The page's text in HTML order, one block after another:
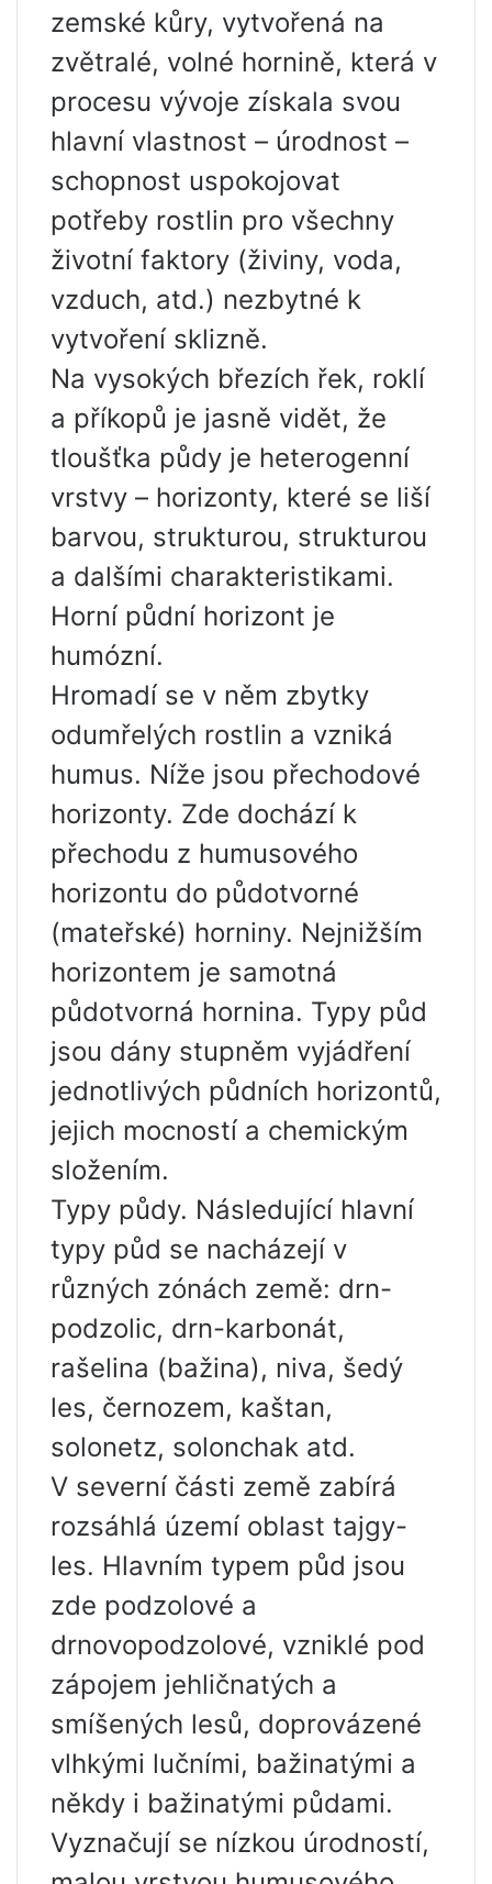
zemské kůry, vytvořená na
zvětralé, volné hornině, která v
procesu vývoje získala svou
hlavní vlastnost – úrodnost –
schopnost uspokojovat
potřeby rostlin pro všechny
životní faktory (živiny, voda,
vzduch, atd.) nezbytné k
vytvoření sklizně.
Na vysokých březích řek, roklí
a příkopů je jasně vidět, že
tloušťka půdy je heterogenní
vrstvy – horizonty, které se liší
barvou, strukturou, strukturou
a dalšími charakteristikami.
Horní půdní horizont je
humózní.
Hromadí se v něm zbytky
odumřelých rostlin a vzniká
humus. Níže jsou přechodové
horizonty. Zde dochází k
přechodu z humusového
horizontu do půdotvorné
(mateřské) horniny. Nejnižším
horizontem je samotná
půdotvorná hornina. Typy půd
jsou dány stupněm vyjádření
jednotlivých půdních horizontů,
jejich mocností a chemickým
složením.
Typy půdy. Následující hlavní
typy půd se nacházejí v
různých zónách země: drn-
podzolic, drn-karbonát,
rašelina (bažina), niva, šedý
les, černozem, kaštan,
solonetz, solonchak atd.
V severní části země zabírá
rozsáhlá území oblast tajgy-
les. Hlavním typem půd jsou
zde podzolové a
drnovopodzolové, vzniklé pod
zápojem jehličnatých a
smíšených lesů, doprovázené
vlhkými lučními, bažinatými a
někdy i bažinatými půdami.
Vyznačují se nízkou úrodností,